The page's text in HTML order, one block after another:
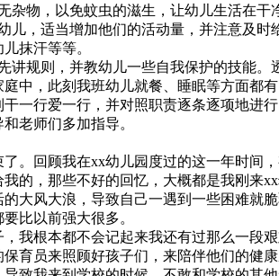
物，以免蚊虫的滋生，让幼儿生活在干
，适当增加他们的活动量，并注意及
抹汗等等。
规则，并教幼儿一些自我保护的技能
中，此刻我班幼儿就餐、睡眠等方面都
一行爱一行，并对照职责逐条逐项地进
老师们多加指导。
。回顾我在xx幼儿园度过的这一年时间
的，那些不好的回忆，大概都是我刚
大风大浪，导致自己一遇到一些困难
比以前强大很多。
我根本都不会记起来我还有过那么一段
育员来照顾好孩子们，来陪伴他们的健康